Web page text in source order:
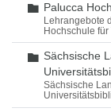
Ordner
Palucca
Lehrangebote
Hochschule für
Ordner
Sächsische
Sächsische